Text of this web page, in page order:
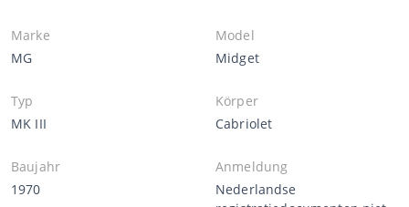
Marke
MG
Model
Midget
Typ
MK III
Körper
Cabriolet
Baujahr
1970
Anmeldung
Nederlandse